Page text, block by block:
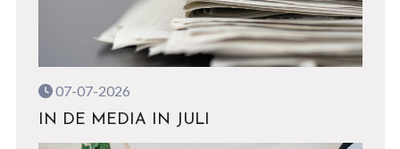
07-07-2026
IN DE MEDIA IN JULI